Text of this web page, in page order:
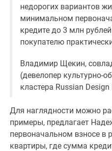
недорогих вариантов
минимальном
кредите до 3 млн
покупателю
Владимир Щекин,
(девелопер культурно-
кластера Russian
Для наглядности можно
примеры, предлагает
первоначальном взносе в
квартиры, где сумма